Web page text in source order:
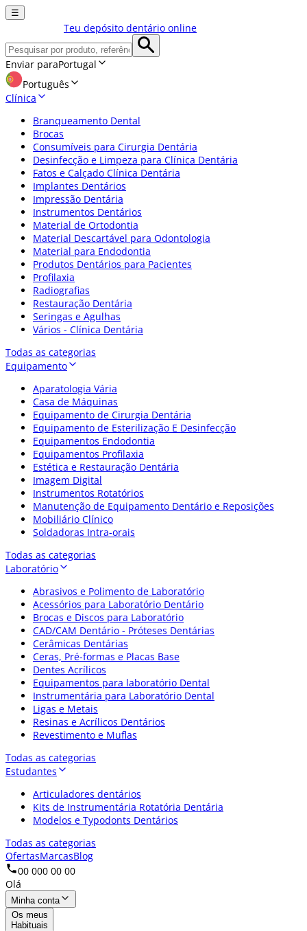
☰
Teu depósito dentário online
Enviar paraPortugal
Português
Clínica
Branqueamento Dental
Brocas
Consumíveis para Cirurgia Dentária
Desinfecção e Limpeza para Clínica Dentária
Fatos e Calçado Clínica Dentária
Implantes Dentários
Impressão Dentária
Instrumentos Dentários
Material de Ortodontia
Material Descartável para Odontologia
Material para Endodontia
Produtos Dentários para Pacientes
Profilaxia
Radiografias
Restauração Dentária
Seringas e Agulhas
Vários - Clínica Dentária
Todas as categorias
Equipamento
Aparatologia Vária
Casa de Máquinas
Equipamento de Cirurgia Dentária
Equipamento de Esterilização E Desinfecção
Equipamentos Endodontia
Equipamentos Profilaxia
Estética e Restauração Dentária
Imagem Digital
Instrumentos Rotatórios
Manutenção de Equipamento Dentário e Reposições
Mobiliário Clínico
Soldadoras Intra-orais
Todas as categorias
Laboratório
Abrasivos e Polimento de Laboratório
Acessórios para Laboratório Dentário
Brocas e Discos para Laboratório
CAD/CAM Dentário - Próteses Dentárias
Cerâmicas Dentárias
Ceras, Pré-formas e Placas Base
Dentes Acrílicos
Equipamentos para laboratório Dental
Instrumentária para Laboratório Dental
Ligas e Metais
Resinas e Acrílicos Dentários
Revestimento e Muflas
Todas as categorias
Estudantes
Articuladores dentários
Kits de Instrumentária Rotatória Dentária
Modelos e Typodonts Dentários
Todas as categorias
OfertasMarcasBlog
00 000 00 00
Olá
Minha conta
Os meus
Habituais